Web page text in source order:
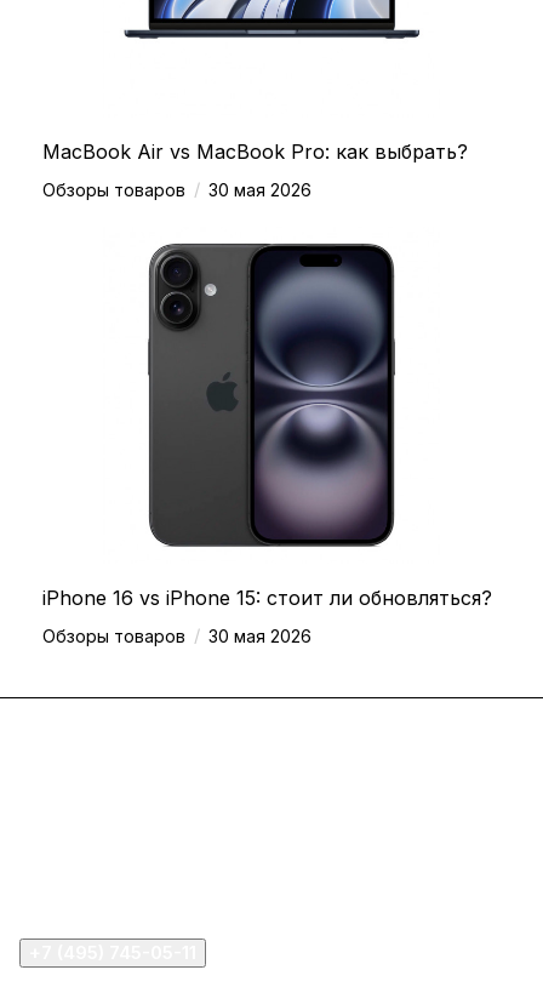
MacBook Air vs MacBook Pro: как выбрать?
Обзоры товаров / 30 мая 2026
iPhone 16 vs iPhone 15: стоит ли обновляться?
Обзоры товаров / 30 мая 2026